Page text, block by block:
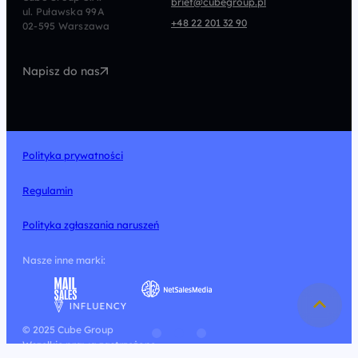
Programmatic
Marketing Automation
Design
ul. Puławska 99A
02-595 Warszawa
+48 22 201 32 90
Napisz do nas
Nasze inne marki:
Polityka prywatności
Regulamin
Polityka zgłaszania naruszeń
© 2025 Cube Group
Wszelkie prawa zastrzeżone